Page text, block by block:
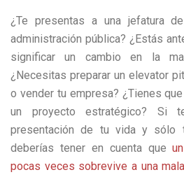
¿Te presentas a una jefatura
administración pública? ¿Estás
significar un cambio en la
¿Necesitas preparar un elevator
o vender tu empresa? ¿Tienes
un proyecto estratégico? Si
presentación de tu vida y sólo
deberías tener en cuenta que
pocas veces sobrevive a una